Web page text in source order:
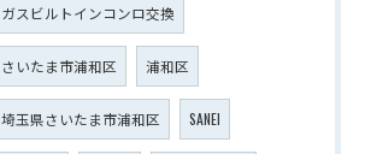
ガスビルトインコンロ交換
さいたま市浦和区 浦和区
埼玉県さいたま市浦和区 SANEI